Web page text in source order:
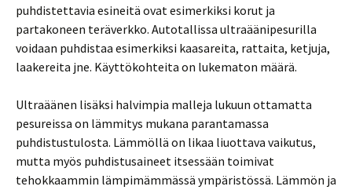
puhdistettavia esineitä ovat esimerkiksi korut ja
partakoneen teräverkko. Autotallissa ultraäänipesurilla
voidaan puhdistaa esimerkiksi kaasareita, rattaita, ketjuja,
laakereita jne. Käyttökohteita on lukematon määrä.
Ultraäänen lisäksi halvimpia malleja lukuun ottamatta
pesureissa on lämmitys mukana parantamassa
puhdistustulosta. Lämmöllä on likaa liuottava vaikutus,
mutta myös puhdistusaineet itsessään toimivat
tehokkaammin lämpimämmässä ympäristössä. Lämmön ja